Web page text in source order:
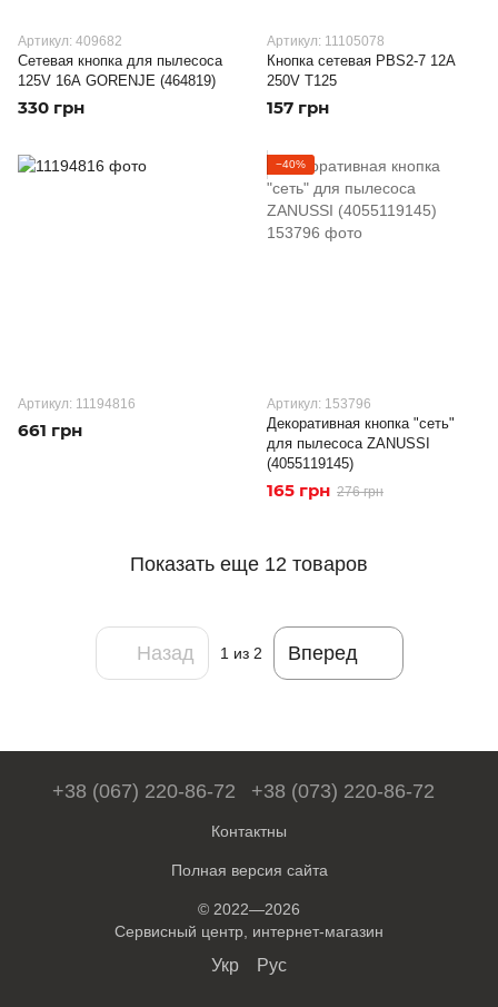
Артикул: 409682
Сетевая кнопка для пылесоса
125V 16А GORENJE (464819)
330 грн
Артикул: 11105078
Кнопка сетевая PBS2-7 12A
250V T125
157 грн
Артикул: 11194816
661 грн
−40%
Артикул: 153796
Декоративная кнопка "сеть"
для пылесоса ZANUSSI
(4055119145)
165 грн 276 грн
Показать еще 12 товаров
Назад 1 из 2 Вперед
+38 (067) 220-86-72 +38 (073) 220-86-72
Контактны
Полная версия сайта
© 2022—2026
Сервисный центр, интернет-магазин
Укр Рус